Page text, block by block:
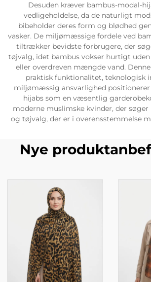
Desuden kræver bambus-modal-
vedligeholdelse, da de naturligt
bibeholder deres form og blødhed
vasker. De miljømæssige fordele ved
tiltrækker bevidste forbrugere, der
tøjvalg, idet bambus vokser hurtigt
eller overdreven mængde vand.
praktisk funktionalitet, teknologisk
miljømæssig ansvarlighed
hijabs som en væsentlig
moderne muslimske kvinder, der
og tøjvalg, der er i overensstemmelse
Nye